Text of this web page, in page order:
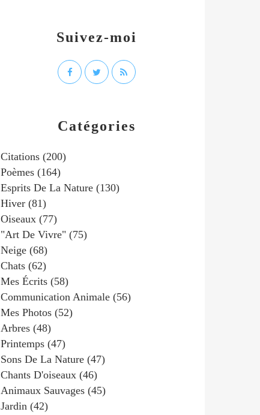
Catégories
Citations (200)
Poèmes (164)
Esprits De La Nature (130)
Hiver (81)
Oiseaux (77)
"art De Vivre" (75)
Neige (68)
Chats (62)
Mes Écrits (58)
Communication Animale (56)
Mes Photos (52)
Arbres (48)
Printemps (47)
Sons De La Nature (47)
Chants D'oiseaux (46)
Animaux Sauvages (45)
Jardin (42)
Suivez-moi